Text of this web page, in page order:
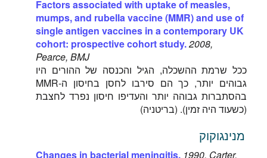
Factors associated with uptake of measles,
mumps, and rubella vaccine (MMR) and use of
single antigen vaccines in a contemporary UK
cohort: prospective cohort study.2008,
Pearce, BMJ
ככל שרמת ההשכלה, הגיל והכנסה של ההורים היו
גבוהים יותר, כך הם סירבו לחסן בחיסון ה-MMR
בהסתברות גבוהה יותר והעדיפו חיסון נפרד לחצבת
(כשעוד היה זמין). (בריטניה)
מנינגוקוק
Changes in bacterial meningitis. 1990, Carter,